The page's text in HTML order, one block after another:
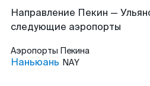
Направление Пекин —
следующие аэропорты
Аэропорты Пекина
Наньюань NAY